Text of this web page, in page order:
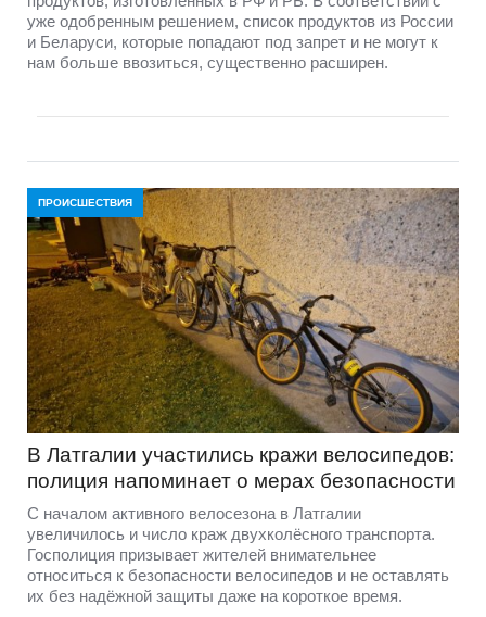
уже одобренным решением, список продуктов из России
и Беларуси, которые попадают под запрет и не могут к
нам больше ввозиться, существенно расширен.
ПРОИСШЕСТВИЯ
В Латгалии участились кражи велосипедов:
полиция напоминает о мерах безопасности
С началом активного велосезона в Латгалии
увеличилось и число краж двухколёсного транспорта.
Госполиция призывает жителей внимательнее
относиться к безопасности велосипедов и не оставлять
их без надёжной защиты даже на короткое время.